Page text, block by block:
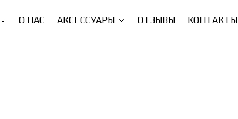
О НАС АКСЕССУАРЫ ОТЗЫВЫ КОНТАКТЫ